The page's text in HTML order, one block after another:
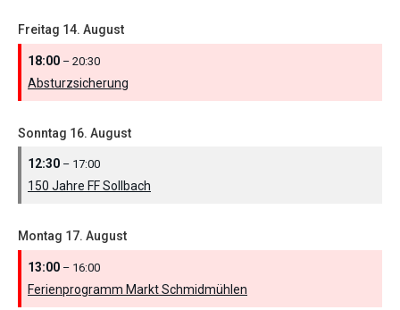
Freitag 14. August
18:00 – 20:30
Absturzsicherung
Sonntag 16. August
12:30 – 17:00
150 Jahre FF Sollbach
Montag 17. August
13:00 – 16:00
Ferienprogramm Markt Schmidmühlen